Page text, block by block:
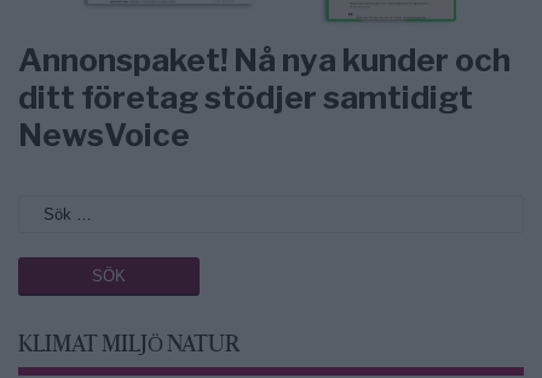
Annonspaket! Nå nya kunder och
ditt företag stödjer samtidigt
NewsVoice
KLIMAT MILJÖ NATUR